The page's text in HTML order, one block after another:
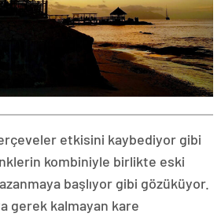
etkisini kaybediyor gibi
kombiniyle birlikte eski
başlıyor gibi gözüküyor.
gerek kalmayan kare